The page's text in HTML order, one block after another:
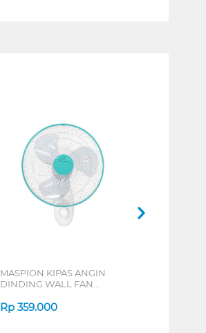
MASPION KIPAS ANGIN
DINDING WALL FAN
Rp 359.000